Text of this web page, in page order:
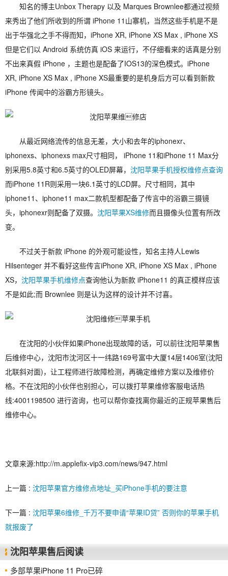
知名的博主Unbox Therapy 以及 Marques Brownlee都通过视频
来秀出了他们所收到的所谓 iPhone 11山寨机，当然这些手机是不是
出于华强北之手不得而知，iPhone XR, iPhone XS Max , iPhone XS
但是它们以 Android 系统仿真 iOS 来运行，不仔细看来的话真是分别
不出来真假 iPhone ，主题也是配备了IOS13的深色模式。iPhone
XR, iPhone XS Max , iPhone XS最重要的是机身后方可以看到新款
iPhone 传闻中的浴霸方形镜头。
从最近网络流传的信息无差，大小和去年的iphonexr、
iphonexs、iphonexs max尺寸相同， iPhone 11和iPhone 11 Max分
别采用5.8英寸和6.5英寸的OLED屏幕， 沈阳苹果手机授权维修点查询
而iPhone 11R则采用一块6.1英寸的LCD屏。尺寸相同，其中
iphone11、iphone11 max二款机型都配备了传言中的浴霸三摄镜
头，iphonexr则配备了双摄。 沈阳苹果XS维修而且摄像头位置有所改
变。
不过关于新款 iPhone 的外观可能设性，知名主持人Lewis
Hilsenteger 并不看好这些传言iPhone XR, iPhone XS Max , iPhone
XS， 沈阳苹果手机维修点查询他认为新款 iPhone11 的真正模样应该
不是如此;而 Brownlee 则是认为这样的设计并不讨喜。
在沈阳的小伙伴如果iPhone出现故障的话，可以前往沈阳苹果售
后维修中心，沈阳市沈河区十一纬路169号富中大厦14层1406室(沈阳
北联斜对面)，让工程师进行故障检测，再确定维修方案以及维修价
格。不在沈阳的小伙伴也别担心，可以拨打苹果维修客服电话热
线:4001198500 进行咨询，也可以帮你查找离你最近的正规苹果售后
维修中心。
文章来源:http://m.applefix-vip3.com/news/947.html
上一篇 : 沈阳苹果官方维修点地址_买iPhone手机的要注意
下一篇 : 沈阳苹果6维修_千万不要申请“苹果ID贷” 否则你的苹果手机
就报废了
沈阳苹果售后阅读
多部苹果iPhone 11 Pro已碎